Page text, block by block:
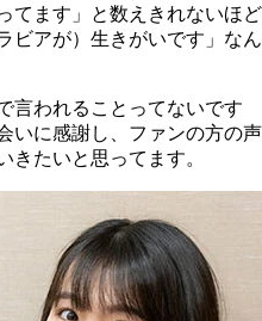
てます」と数えきれないほど
ビアが）生きがいです」なん
言われることってないです
いに感謝し、ファンの方の声
きたいと思ってます。